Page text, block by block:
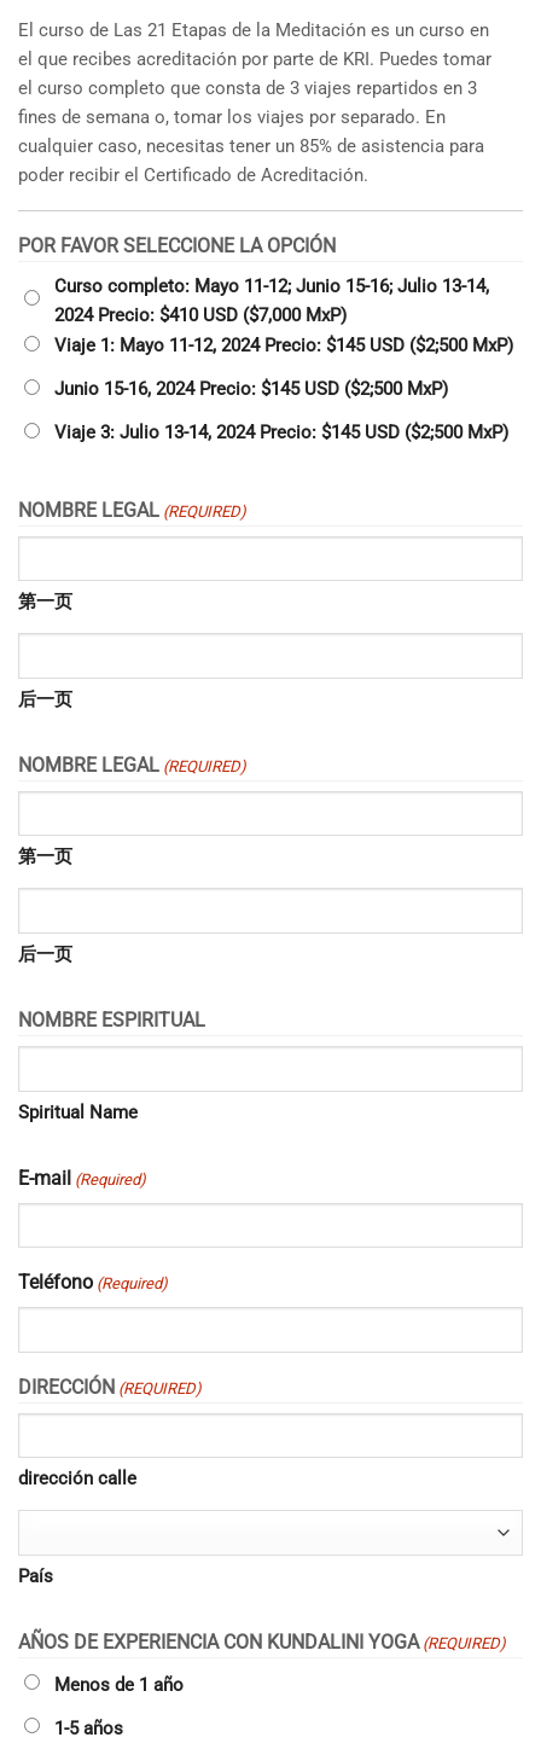
El curso de Las 21 Etapas de la Meditación es un curso en
el que recibes acreditación por parte de KRI. Puedes tomar
el curso completo que consta de 3 viajes repartidos en 3
fines de semana o, tomar los viajes por separado. En
cualquier caso, necesitas tener un 85% de asistencia para
poder recibir el Certificado de Acreditación.
POR FAVOR SELECCIONE LA OPCIÓN
Curso completo: Mayo 11-12; Junio 15-16; Julio 13-14,
2024 Precio: $410 USD ($7,000 MxP)
Viaje 1: Mayo 11-12, 2024 Precio: $145 USD ($2;500 MxP)
Junio 15-16, 2024 Precio: $145 USD ($2;500 MxP)
Viaje 3: Julio 13-14, 2024 Precio: $145 USD ($2;500 MxP)
NOMBRE LEGAL (REQUIRED)
第一页
后一页
NOMBRE LEGAL (REQUIRED)
第一页
后一页
NOMBRE ESPIRITUAL
Spiritual Name
E-mail (Required)
Teléfono (Required)
DIRECCIÓN (REQUIRED)
dirección calle
País
AÑOS DE EXPERIENCIA CON KUNDALINI YOGA (REQUIRED)
Menos de 1 año
1-5 años